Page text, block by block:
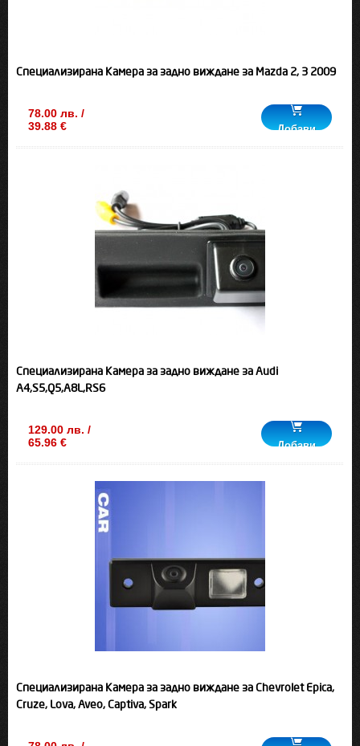
Специализирана Камера за задно виждане за Mazda 2, 3 2009
78.00 лв. /
39.88 €
Добави
Специализирана Камера за задно виждане за Audi
A4,S5,Q5,A8L,RS6
129.00 лв. /
65.96 €
Добави
Специализирана Камера за задно виждане за Chevrolet Epica,
Cruze, Lova, Aveo, Captiva, Spark